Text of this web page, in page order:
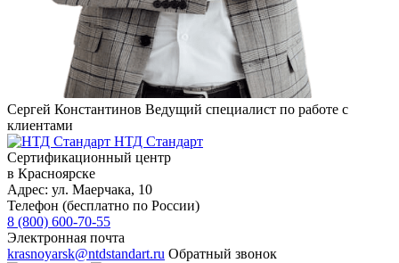
Сергей Константинов Ведущий специалист по работе с
клиентами
НТД Стандарт
Сертификационный центр
в Красноярске
Адрес: ул. ​​​Маерчака, 10
Телефон (бесплатно по России)
8 (800) 600-70-55
Электронная почта
krasnoyarsk@ntdstandart.ru Обратный звонок